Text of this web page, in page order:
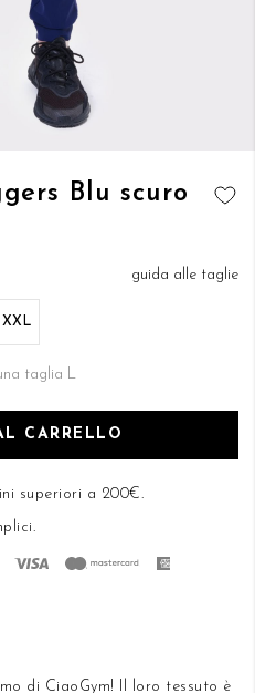
Blu scuro
guida alle taglie
XXL
taglia L
CARRELLO
superiori a 200€.
.
di CiaoGym! Il loro tessuto è